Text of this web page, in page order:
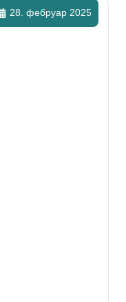
28. фебруар 2025